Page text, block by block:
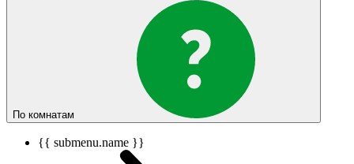
По комнатам
{{ submenu.name }}